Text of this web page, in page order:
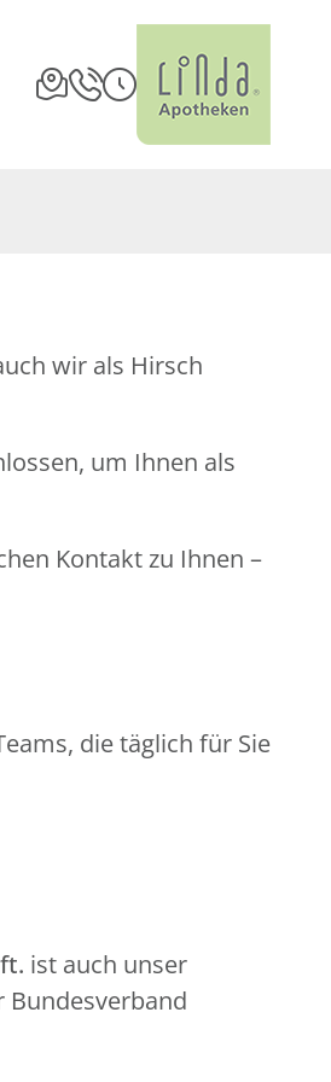
wir als Hirsch
um Ihnen als
Kontakt zu Ihnen –
die täglich für Sie
ist auch unser
Bundesverband